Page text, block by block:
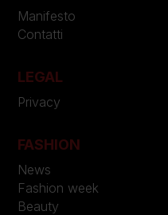
Manifesto
Contatti
LEGAL
Privacy
FASHION
News
Fashion week
Beauty